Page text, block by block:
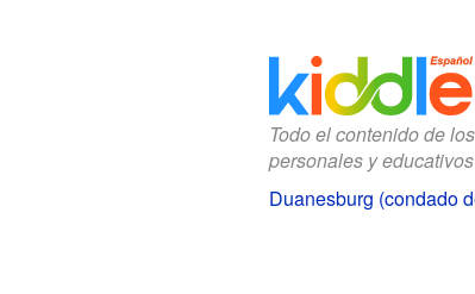
Todo el contenido de
personales y
Duanesburg (condado